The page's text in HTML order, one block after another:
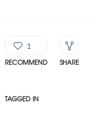
1
RECOMMEND SHARE
TAGGED IN